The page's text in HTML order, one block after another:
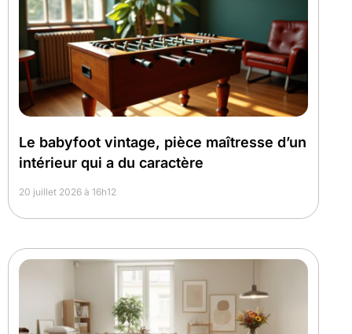
Le babyfoot vintage, pièce maîtresse d’un
intérieur qui a du caractère
20 juillet 2026 à 16h12